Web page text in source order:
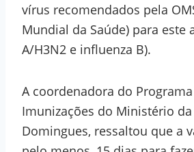
vírus recomendados pela
Mundial da Saúde) para este
A/H3N2 e influenza B).
A coordenadora do
Imunizações do Ministério da
Domingues, ressaltou que a